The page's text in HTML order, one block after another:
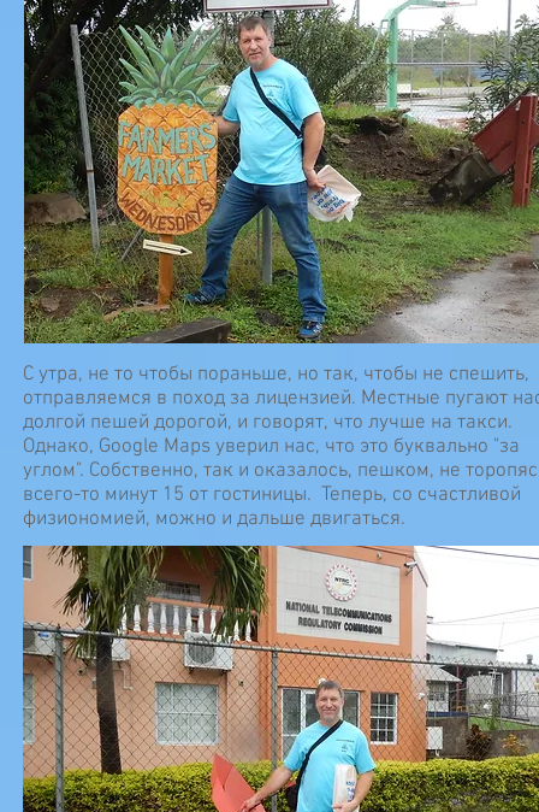
С утра, не то чтобы пораньше, но так, чтобы не спешить,
отправляемся в поход за лицензией. Местные пугают
долгой пешей дорогой, и говорят, что лучше на такси.
Однако, Google Maps уверил нас, что это буквально "за
углом". Собственно, так и оказалось, пешком, не
всего-то минут 15 от гостиницы. Теперь, со счастливой
физиономией, можно и дальше двигаться.